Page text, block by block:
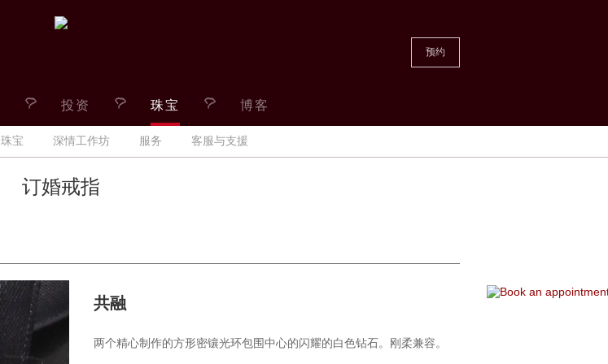
预约
投资 珠宝 博客
珠宝 深情工作坊 服务 客服与支援
订婚戒指
共融
两个精心制作的方形密镶光环包围中心的闪耀的白色钻石。刚柔兼容。